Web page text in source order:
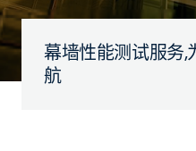
幕墙性能测试服务,
航